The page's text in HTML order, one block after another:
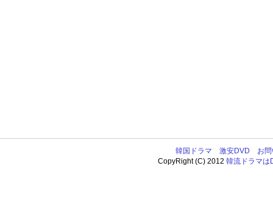
韓国ドラマ 激安DVD
お
CopyRight (C) 2012韓流ドラマは